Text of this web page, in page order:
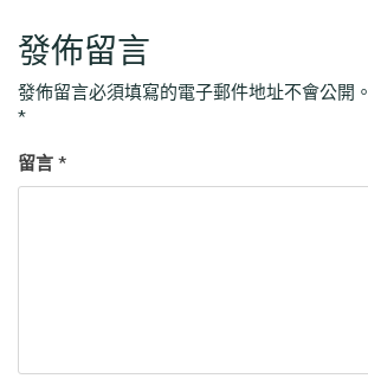
發佈留言
發佈留言必須填寫的電子郵件地址不會公開。
*
留言 *